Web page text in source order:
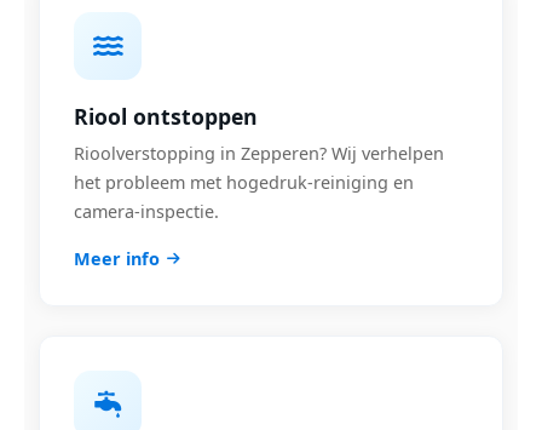
Riool ontstoppen
Rioolverstopping in Zepperen? Wij verhelpen
het probleem met hogedruk-reiniging en
camera-inspectie.
Meer info